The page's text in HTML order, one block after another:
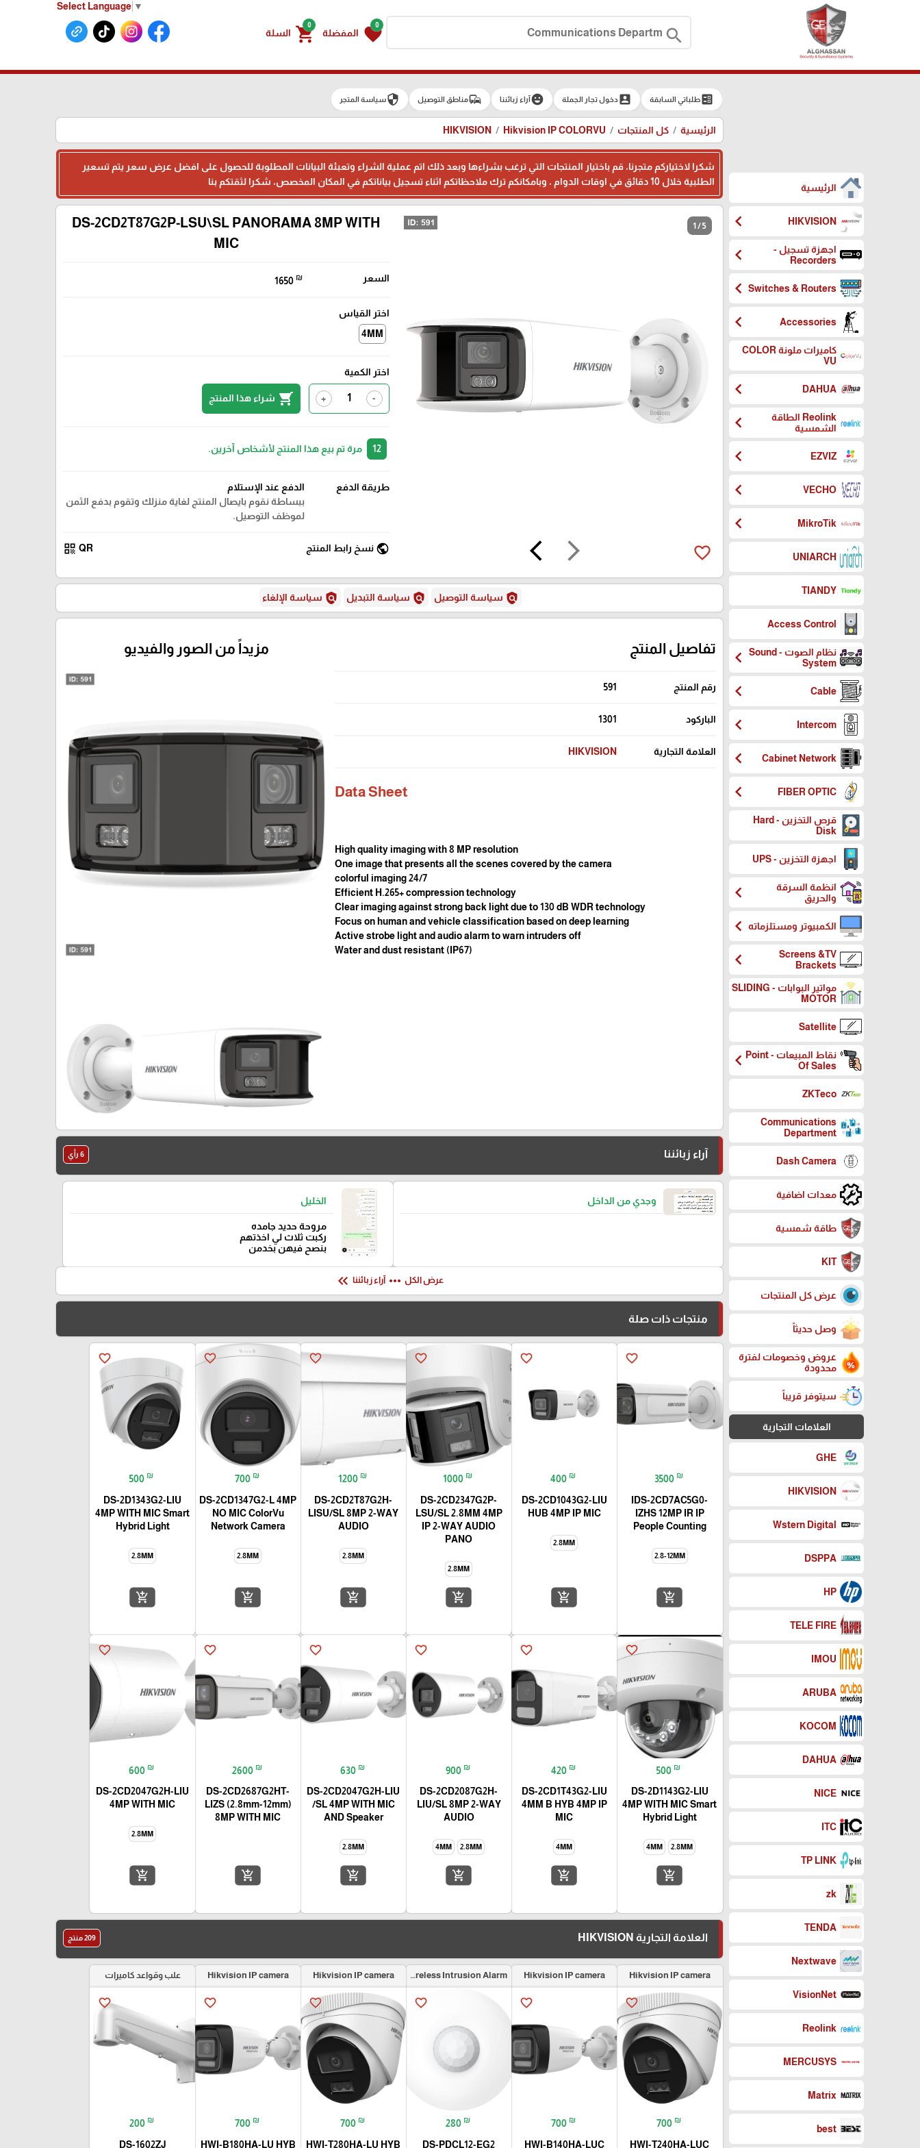
Select Language ▼
search
0
favorite المفضلة
0
shopping_cart السلة
الرئيسية
HIKVISION
chevron_left
اجهزة تسجيل -
Recorders
chevron_left
Switches & Routers
chevron_left
Accessories
chevron_left
كاميرات ملونة COLOR
VU
DAHUA
chevron_left
Reolink الطاقة
الشمسية
chevron_left
EZVIZ
chevron_left
VECHO
chevron_left
MikroTik
chevron_left
UNIARCH
TIANDY
Access Control
نظام الصوت - Sound
System
chevron_left
Cable
chevron_left
Intercom
chevron_left
Cabinet Network
chevron_left
FIBER OPTIC
chevron_left
قرص التخزين - Hard
Disk
اجهزة التخزين - UPS
انظمة السرقة
والحريق
chevron_left
الكمبيوتر ومستلزماتهchevron_left
Screens &TV
Brackets
chevron_left
مواتير البوابات - SLIDING
MOTOR
Satellite
نقاط المبيعات - Point
Of Sales
chevron_left
ZKTeco
Communications
Department
Dash Camera
معدات اضافية
طاقة شمسية
KIT
عرض كل المنتجات
وصل حديثاً
عروض وخصومات لفترة
محدودة
سيتوفر قريباً
العلامات التجارية
GHE
HIKVISION
Wstern Digital
DSPPA
HP
TELE FIRE
IMOU
ARUBA
KOCOM
DAHUA
NICE
ITC
TP LINK
zk
TENDA
Nextwave
VisionNet
Reolink
MERCUSYS
Matrix
best
ballotطلباتي السابقة account_boxدخول تجار الجملة emoji_emotionsآراء زبائننا commuteمناطق التوصيل securityسياسة المتجر
الرئيسية كل المنتجات HIKVISION Hikvision IP COLORVU
شكرا لاختياركم متجرنا، قم باختيار المنتجات التي ترغب بشراءها وبعد ذلك اتم عملية الشراء وتعبئة البيانات المطلوبة للحصول على افضل عرض سعر يتم تسعير
الطلبية خلال 10 دقائق في اوقات الدوام ، وبامكانكم ترك ملاحظاتكم اثناء تسجيل بياناتكم في المكان المخصص، شكرا لثقتكم بنا
1 / 5
arrow_forward_ios
arrow_back_ios favorite_border
DS-2CD2T87G2P-LSU\SL PANORAMA 8MP WITH
MIC
السعر 1650 ₪
اختر القياس
4MM
اختر الكمية
-
+
shopping_cart شراء هذا المنتج
12 مرة تم بيع هذا المنتج لأشخاص آخرين.
طريقة الدفع
الدفع عند الإستلام
ببساطة نقوم بايصال المنتج لغاية منزلك وتقوم بدفع الثمن
لموظف التوصيل.
public نسخ رابط المنتج QR
qr_code
policy سياسة التوصيل policy سياسة التبديل policy سياسة الإلغاء
تفاصيل المنتج
رقم المنتج 591
الباركود 1301
العلامة التجارية HIKVISION
Data Sheet
High quality imaging with 8 MP resolution
One image that presents all the scenes covered by the camera
24/7 colorful imaging
Efficient H.265+ compression technology
Clear imaging against strong back light due to 130 dB WDR technology
Focus on human and vehicle classification based on deep learning
Active strobe light and audio alarm to warn intruders off
Water and dust resistant (IP67)
مزيداً من الصور والفيديو
آراء زبائننا 6 رأي
وجدي من الداخل الخليل
مروحة حديد جامده
ركبت ثلاث لي اخذتهم
بنصح فيهن بخدمن
عرض الكل more_horiz آراء زبائننا keyboard_double_arrow_left
منتجات ذات صلة
favorite_border
3500 ₪
IDS-2CD7AC5G0-
IZHS 12MP IR IP
People Counting
2.8-12MM
add_shopping_cart
favorite_border
400 ₪
DS-2CD1043G2-LIU
HUB 4MP IP MIC
2.8MM
add_shopping_cart
favorite_border
1000 ₪
DS-2CD2347G2P-
LSU/SL 2.8MM 4MP
IP 2-WAY AUDIO
PANO
2.8MM
add_shopping_cart
favorite_border
1200 ₪
DS-2CD2T87G2H-
LISU/SL 8MP 2-WAY
AUDIO
2.8MM
add_shopping_cart
favorite_border
700 ₪
DS-2CD1347G2-L 4MP
NO MIC ColorVu
Network Camera
2.8MM
add_shopping_cart
favorite_border
500 ₪
DS-2D1343G2-LIU
4MP WITH MIC Smart
Hybrid Light
2.8MM
add_shopping_cart
favorite_border
500 ₪
DS-2D1143G2-LIU
4MP WITH MIC Smart
Hybrid Light
2.8MM
4MM
add_shopping_cart
favorite_border
420 ₪
DS-2CD1T43G2-LIU
4MM B HYB 4MP IP
MIC
4MM
add_shopping_cart
favorite_border
900 ₪
DS-2CD2087G2H-
LIU/SL 8MP 2-WAY
AUDIO
2.8MM
4MM
add_shopping_cart
favorite_border
630 ₪
DS-2CD2047G2H-LIU
/SL 4MP WITH MIC
AND Speaker
2.8MM
add_shopping_cart
favorite_border
2600 ₪
DS-2CD2687G2HT-
LIZS (2.8mm-12mm)
8MP WITH MIC
add_shopping_cart
favorite_border
600 ₪
DS-2CD2047G2H-LIU
4MP WITH MIC
2.8MM
add_shopping_cart
العلامة التجارية HIKVISION 209 منتج
Hikvision IP camera
favorite_border
700 ₪
HWI-T240HA-LUC
Hikvision IP camera
favorite_border
700 ₪
HWI-B140HA-LUC
Wireless Intrusion Alarm
favorite_border
280 ₪
DS-PDCL12-EG2
Hikvision IP camera
favorite_border
700 ₪
HWI-T280HA-LU HYB
Hikvision IP camera
favorite_border
700 ₪
HWI-B180HA-LU HYB
علب وقواعد كاميرات
favorite_border
200 ₪
DS-1602ZJ